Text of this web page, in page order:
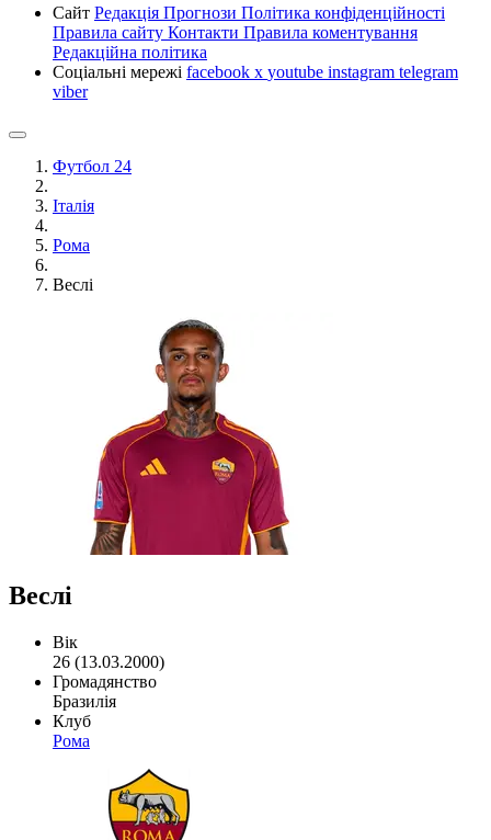
Сайт Редакція Прогнози Політика конфіденційності
Правила сайту Контакти Правила коментування
Редакційна політика
Соціальні мережі facebook x youtube instagram telegram
viber
Футбол 24
Італія
Рома
Веслі
Веслі
Вік
26 (13.03.2000)
Громадянство
Бразилія
Клуб
Рома